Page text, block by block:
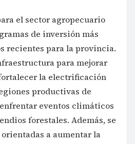
el sector agropecuario
de inversión más
recientes para la provincia.
para mejorar
la electrificación
productivas de
eventos climáticos
forestales. Además, se
a aumentar la